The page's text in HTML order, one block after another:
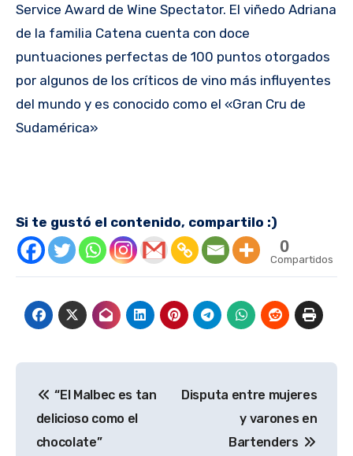
Service Award de Wine Spectator. El viñedo Adriana
de la familia Catena cuenta con doce
puntuaciones perfectas de 100 puntos otorgados
por algunos de los críticos de vino más influyentes
del mundo y es conocido como el «Gran Cru de
Sudamérica»
Si te gustó el contenido, compartilo :)
0
Compartidos
de
entradas
“El Malbec es tan
delicioso como el
chocolate”
Disputa entre mujeres
y varones en
Bartenders